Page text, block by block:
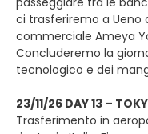
ci trasferiremo a Ueno
commerciale Ameya
Concluderemo la
tecnologico e dei
23/11/26 DAY 13 –
Trasferimento in